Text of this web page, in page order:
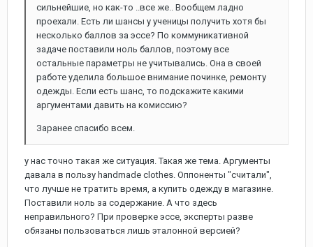
сильнейшие, но как-то ..все же.. Вообщем ладно
проехали. Есть ли шансы у ученицы получить хотя бы
несколько баллов за эссе? По коммуникативной
задаче поставили ноль баллов, поэтому все
остальные параметры не учитывались. Она в своей
работе уделила большое внимание починке, ремонту
одежды. Если есть шанс, то подскажите какими
аргументами давить на комиссию?
Заранее спасибо всем.
у нас точно такая же ситуация. Такая же тема. Аргументы
давала в пользу handmade clothes. Оппоненты "считали",
что лучше не тратить время, а купить одежду в магазине.
Поставили ноль за содержание. А что здесь
неправильного? При проверке эссе, эксперты разве
обязаны пользоваться лишь эталонной версией?